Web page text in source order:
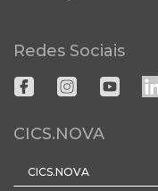
Redes Sociais
CICS.NOVA
CICS.NOVA